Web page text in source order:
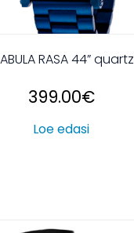
RASA 44” quartz
399.00€
Loe edasi